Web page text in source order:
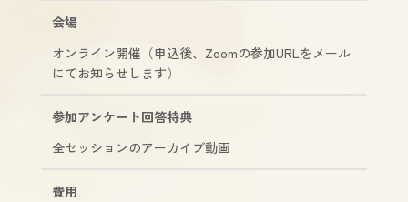
会場
オンライン開催（申込後、Zoomの参加URLをメール
にてお知らせします）
参加アンケート回答特典
全セッションのアーカイブ動画
費用